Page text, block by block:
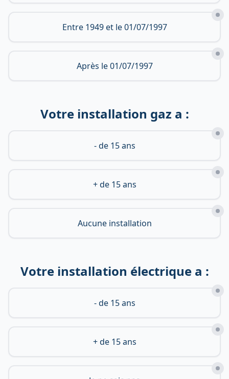
Entre 1949 et le 01/07/1997
Après le 01/07/1997
Votre installation gaz a :
- de 15 ans
+ de 15 ans
Aucune installation
Votre installation électrique a :
- de 15 ans
+ de 15 ans